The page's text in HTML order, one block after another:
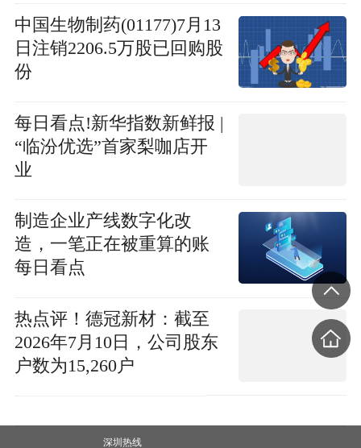
中国生物制药(01177)7月13
日注销2206.5万股已回购股
份
每日看点!新华指数新鲜报 |
“临汾优选”首家梨咖店开
业
制造企业产线数字化改
造，一笔正在被重算的账
每日看点
热点评！德冠新材：截至
2026年7月10日，公司股东
户数为15,260户
深圳热线